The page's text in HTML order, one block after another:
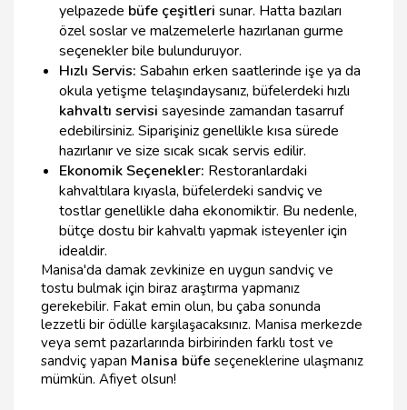
yelpazede büfe çeşitleri sunar. Hatta bazıları
özel soslar ve malzemelerle hazırlanan gurme
seçenekler bile bulunduruyor.
Hızlı Servis: Sabahın erken saatlerinde işe ya da
okula yetişme telaşındaysanız, büfelerdeki hızlı
kahvaltı servisi sayesinde zamandan tasarruf
edebilirsiniz. Siparişiniz genellikle kısa sürede
hazırlanır ve size sıcak sıcak servis edilir.
Ekonomik Seçenekler: Restoranlardaki
kahvaltılara kıyasla, büfelerdeki sandviç ve
tostlar genellikle daha ekonomiktir. Bu nedenle,
bütçe dostu bir kahvaltı yapmak isteyenler için
idealdir.
Manisa'da damak zevkinize en uygun sandviç ve
tostu bulmak için biraz araştırma yapmanız
gerekebilir. Fakat emin olun, bu çaba sonunda
lezzetli bir ödülle karşılaşacaksınız. Manisa merkezde
veya semt pazarlarında birbirinden farklı tost ve
sandviç yapan Manisa büfe seçeneklerine ulaşmanız
mümkün. Afiyet olsun!